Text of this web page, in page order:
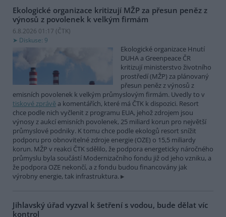
Ekologické organizace kritizují MŽP za přesun peněz z
výnosů z povolenek k velkým firmám
6.8.2026 01:17 (ČTK)
Diskuse: 9
Ekologické organizace Hnutí
DUHA a Greenpeace ČR
kritizují ministerstvo životního
prostředí (MŽP) za plánovaný
přesun peněz z výnosů z
emisních povolenek k velkým průmyslovým firmám. Uvedly to v
tiskové zprávě a komentářích, které má ČTK k dispozici. Resort
chce podle nich vyčlenit z programu EUA, jehož zdrojem jsou
výnosy z aukcí emisních povolenek, 25 miliard korun pro největší
průmyslové podniky. K tomu chce podle ekologů resort snížit
podporu pro obnovitelné zdroje energie (OZE) o 15,5 miliardy
korun. MŽP v reakci ČTK sdělilo, že podpora energeticky náročného
průmyslu byla součástí Modernizačního fondu již od jeho vzniku, a
že podpora OZE nekončí, a z fondu budou financovány jak
výrobny energie, tak infrastruktura.
Jihlavský úřad vyzval k šetření s vodou, bude dělat víc
kontrol